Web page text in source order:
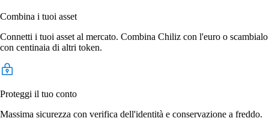
Combina i tuoi asset
Connetti i tuoi asset al mercato. Combina Chiliz con l'euro o scambialo
con centinaia di altri token.
Proteggi il tuo conto
Massima sicurezza con verifica dell'identità e conservazione a freddo.